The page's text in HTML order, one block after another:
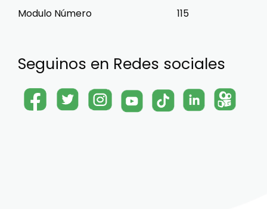
Modulo Número
115
Seguinos en Redes sociales